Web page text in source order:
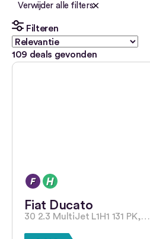
Verwijder alle filters
Filteren
109 deals gevonden
Fiat Ducato
30 2.3 MultiJet L1H1 131 PK,…